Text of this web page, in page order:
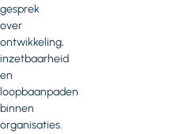
gesprek
over
ontwikkeling,
inzetbaarheid
en
loopbaanpaden
binnen
organisaties.